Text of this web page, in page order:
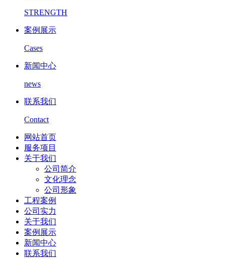
STRENGTH
案例展示
Cases
新闻中心
news
联系我们
Contact
网站首页
服务项目
关于我们
公司简介
文化理念
公司形象
工程案例
公司实力
关于我们
案例展示
新闻中心
联系我们